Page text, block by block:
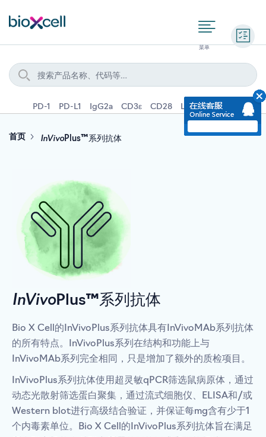
PD-1 PD-L1 IgG2a CD3ε CD28 Ly6G IFNγ IL-4
首页 InVivoPlus™系列抗体
InVivoPlus™系列抗体
Bio X Cell的InVivoPlus系列抗体具有InVivoMAb系列抗体
的所有特点。InVivoPlus系列在结构和功能上与
InVivoMAb系列完全相同，只是增加了额外的质检项目。
InVivoPlus系列抗体使用超灵敏qPCR筛选鼠病原体，通过
动态光散射筛选蛋白聚集，通过流式细胞仪、ELISA和/或
Western blot进行高级结合验证，并保证每mg含有少于1
个内毒素单位。Bio X Cell的InVivoPlus系列抗体旨在满足